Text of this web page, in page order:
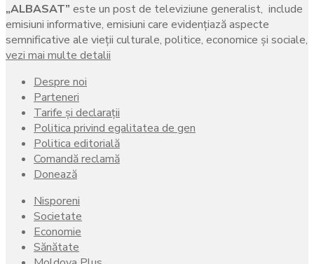
„ALBASAT” este un post de televiziune generalist, include
emisiuni informative, emisiuni care evidenţiază aspecte
semnificative ale vieţii culturale, politice, economice şi sociale,
vezi mai multe detalii
Despre noi
Parteneri
Tarife și declarații
Politica privind egalitatea de gen
Politica editorială
Comandă reclamă
Donează
Nisporeni
Societate
Economie
Sănătate